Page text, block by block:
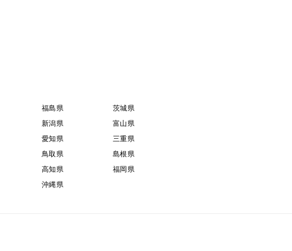
福島県
茨城県
新潟県
富山県
愛知県
三重県
鳥取県
島根県
高知県
福岡県
沖縄県